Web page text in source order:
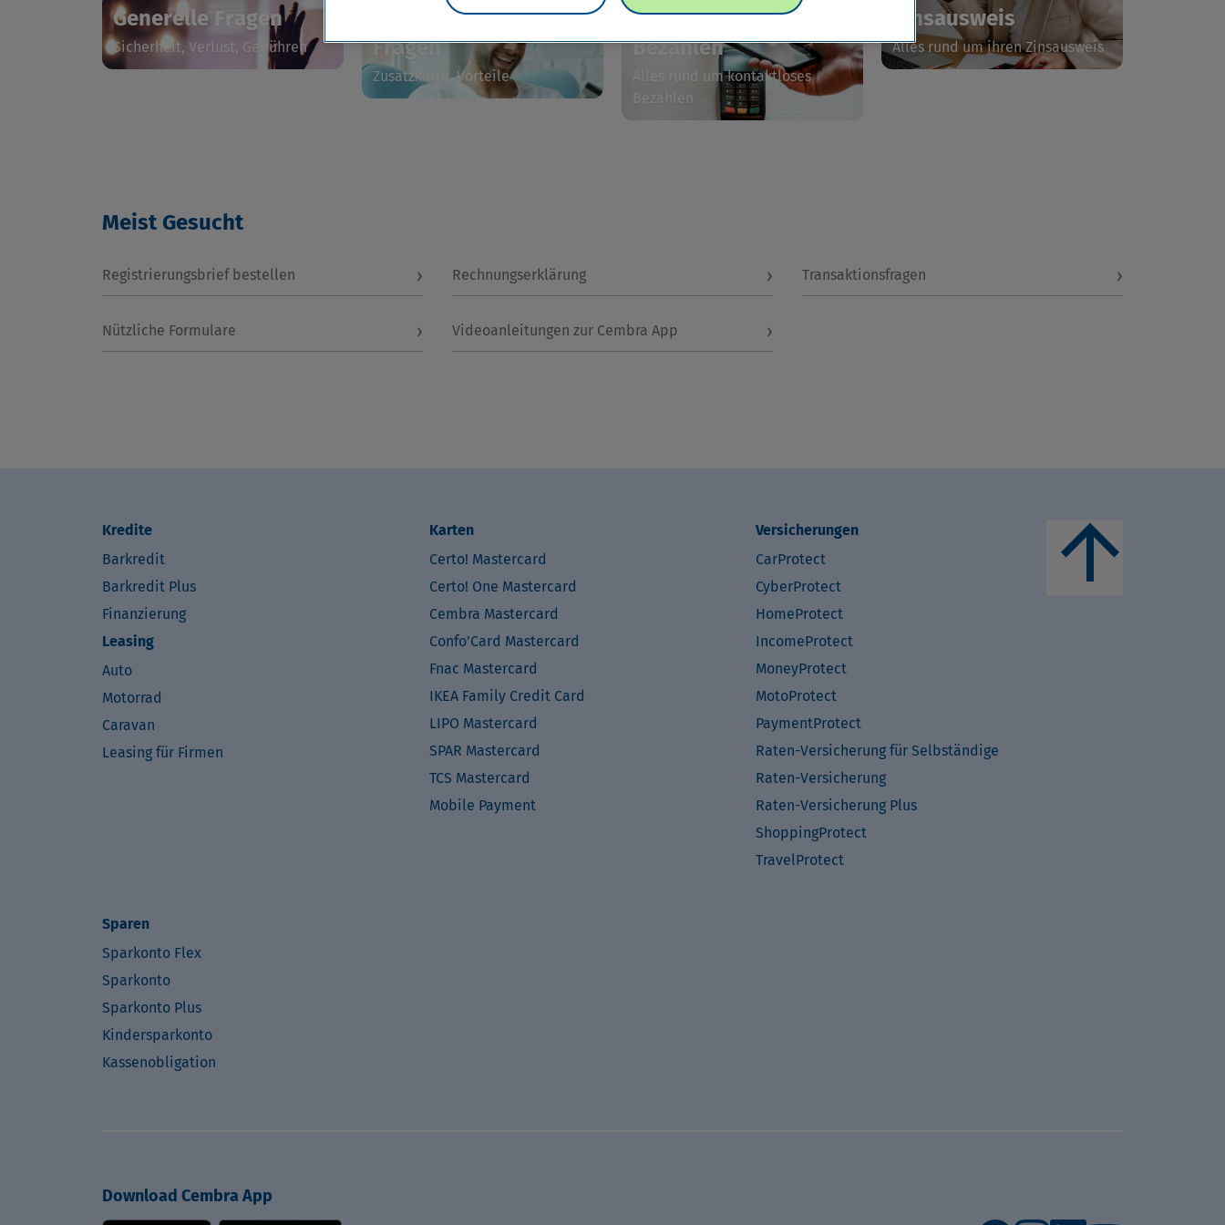
Generelle Fragen
Sicherheit, Verlust, Gebühren
Kartenbezogene
Fragen
Zusatzkarte, Vorteile
Kontaktloses
Bezahlen
Alles rund um kontaktloses
Bezahlen
Zinsausweis
Alles rund um ihren Zinsausweis
Meist Gesucht
Registrierungsbrief bestellen › Rechnungserklärung › Transaktionsfragen ›
Nützliche Formulare › Videoanleitungen zur Cembra App ›
Kredite
Barkredit
Barkredit Plus
Finanzierung
Leasing
Auto
Motorrad
Caravan
Leasing für Firmen
Karten
Certo! Mastercard
Certo! One Mastercard
Cembra Mastercard
Confo’Card Mastercard
Fnac Mastercard
IKEA Family Credit Card
LIPO Mastercard
SPAR Mastercard
TCS Mastercard
Mobile Payment
Versicherungen
CarProtect
CyberProtect
HomeProtect
IncomeProtect
MoneyProtect
MotoProtect
PaymentProtect
Raten-Versicherung für Selbständige
Raten-Versicherung
Raten-Versicherung Plus
ShoppingProtect
TravelProtect
Sparen
Sparkonto Flex
Sparkonto
Sparkonto Plus
Kindersparkonto
Kassenobligation
arrow_upward
Download Cembra App